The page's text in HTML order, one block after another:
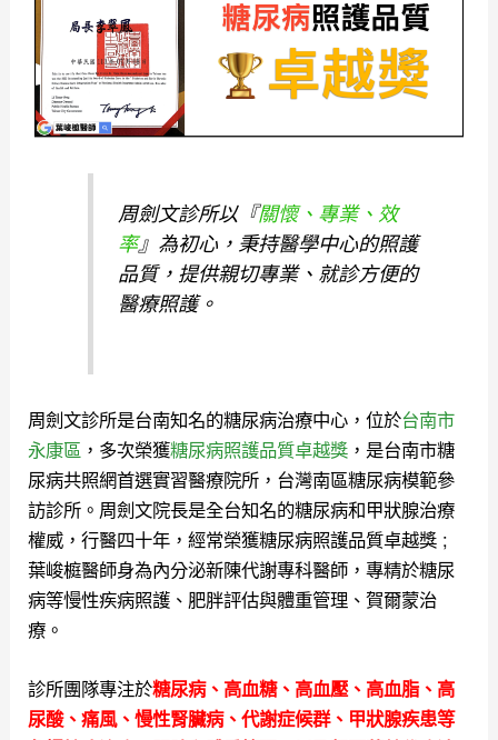
周劍文診所以『關懷、專業、效
率』為初心，秉持醫學中心的照護
品質，提供親切專業、就診方便的
醫療照護。
周劍文診所是台南知名的糖尿病治療中心，位於台南市
永康區 ，多次榮獲糖尿病照護品質卓越獎 ，是台南市糖
尿病共照網首選實習醫療院所，台灣南區糖尿病模範參
訪診所。 周劍文院長是全台知名的糖尿病和甲狀腺治療
權威，行醫四十年，經常榮獲糖尿病照護品質卓越獎 ;
葉峻榳醫師身為內分泌新陳代謝專科醫師，專精於糖尿
病等慢性疾病照護、肥胖評估與體重管理、賀爾蒙治
療。
診所團隊專注於糖尿病、高血糖、高血壓、高血脂、高
尿酸、痛風、慢性腎臟病、代謝症候群、甲狀腺疾患等